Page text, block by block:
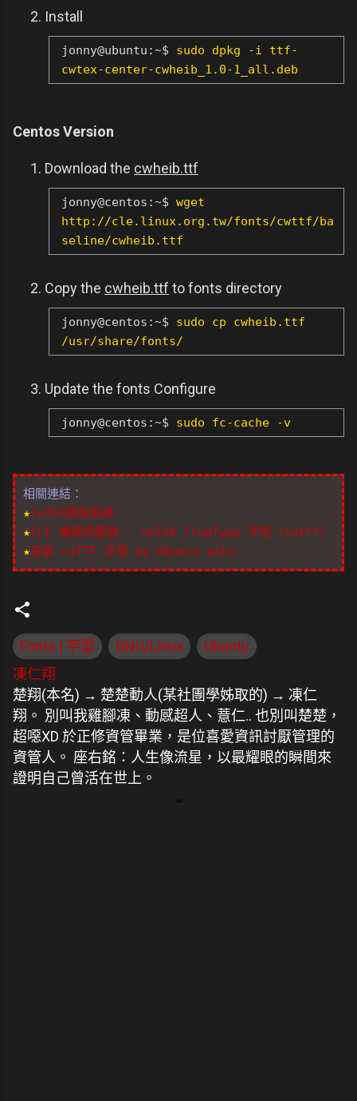
Install
jonny@ubuntu:~$ sudo dpkg -i ttf-
cwtex-center-cwheib_1.0-1_all.deb
Centos Version
Download the cwheib.ttf
jonny@centos:~$ wget
http://cle.linux.org.tw/fonts/cwttf/ba
seline/cwheib.ttf
Copy the cwheib.ttf to fonts directory
jonny@centos:~$ sudo cp cwheib.ttf
/usr/share/fonts/
Update the fonts Configure
jonny@centos:~$ sudo fc-cache -v
相關連結：
★cwTEX排版系統
★CLE 檔案伺服器 - cwTeX TrueType 字型（cwttf）
★安裝 cwTTF 字型 by Ubuntu wiki
Fonts | 字型 GNU/Linux
Ubuntu
凍仁翔
楚翔(本名) → 楚楚動人(某社團學姊取的) → 凍仁
翔。 別叫我雞腳凍、動感超人、薏仁.. 也別叫楚楚，
超噁XD 於正修資管畢業，是位喜愛資訊討厭管理的
資管人。 座右銘：人生像流星，以最耀眼的瞬間來
證明自己曾活在世上。